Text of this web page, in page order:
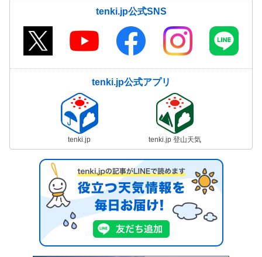
tenki.jp公式SNS
tenki.jp公式アプリ
tenki.jp tenki.jp 登山天気